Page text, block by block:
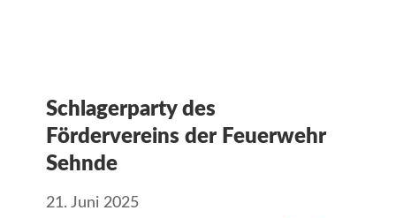
Schlagerparty des
Fördervereins der Feuerwehr
Sehnde
21. Juni 2025